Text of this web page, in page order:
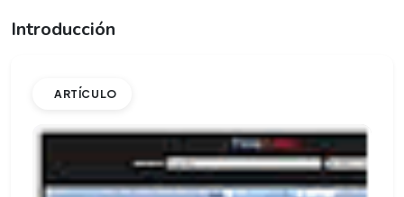
Introducción
ARTÍCULO